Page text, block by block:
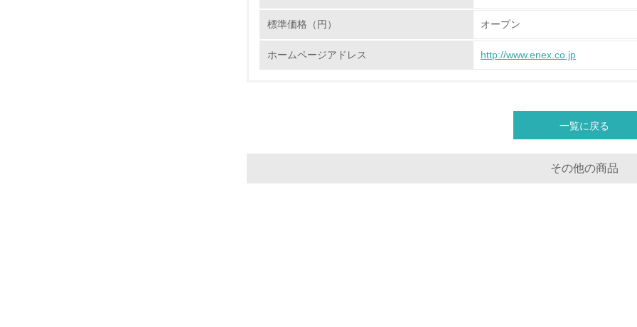
非該当（包装・物流を必要とする業務を行っていない）
<L2> 環境負荷ができるだけ小さい物流を行っている
化学物質
標準価格（円） オープン
ホームページアドレス http://www.enex.co.jp
一覧に戻る
その他の商品